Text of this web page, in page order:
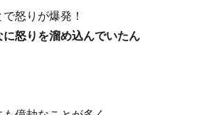
怒りが爆発！
に怒りを溜め込んでいたん